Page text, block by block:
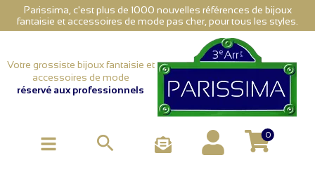
Parissima, c'est plus de 1000 nouvelles références de bijoux
fantaisie et accessoires de mode pas cher, pour tous les styles.
Votre grossiste bijoux fantaisie et
accessoires de mode
réservé aux professionnels
 0